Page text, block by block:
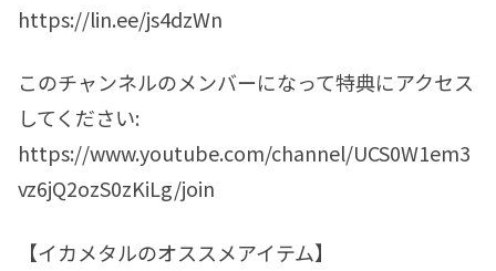
https://lin.ee/js4dzWn
このチャンネルのメンバーになって特典にアクセス
してください:
https://www.youtube.com/channel/UCS0W1em3
vz6jQ2ozS0zKiLg/join
【イカメタルのオススメアイテム】